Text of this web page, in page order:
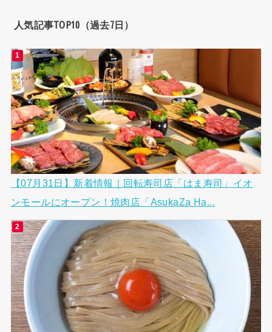
人気記事TOP10（過去7日）
【07月31日】新着情報｜回転寿司店「はま寿司」イオ
ンモールにオープン！焼肉店「AsukaZa Ha...